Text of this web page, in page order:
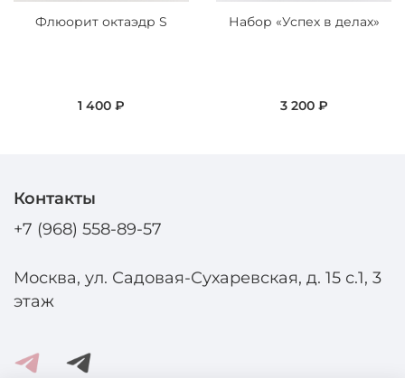
Флюорит октаэдр S
1 400 ₽
Набор «Успех в делах»
3 200 ₽
Контакты
+7 (968) 558-89-57
Москва, ул. Садовая-Сухаревская, д. 15 с.1, 3
этаж